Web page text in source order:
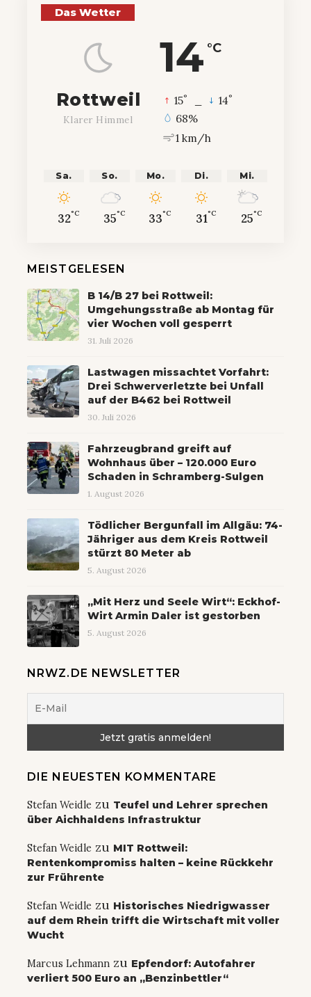
Das Wetter
14 °C
Rottweil
Klarer Himmel
15° 14°
68%
1 km/h
Sa.
32°C
So.
35°C
Mo.
33°C
Di.
31°C
Mi.
25°C
MEISTGELESEN
B 14/B 27 bei Rottweil:
Umgehungsstraße ab Montag für
vier Wochen voll gesperrt
31. Juli 2026
Lastwagen missachtet Vorfahrt:
Drei Schwerverletzte bei Unfall
auf der B462 bei Rottweil
30. Juli 2026
Fahrzeugbrand greift auf
Wohnhaus über – 120.000 Euro
Schaden in Schramberg-Sulgen
1. August 2026
Tödlicher Bergunfall im Allgäu: 74-
Jähriger aus dem Kreis Rottweil
stürzt 80 Meter ab
5. August 2026
„Mit Herz und Seele Wirt“: Eckhof-
Wirt Armin Daler ist gestorben
5. August 2026
NRWZ.DE NEWSLETTER
DIE NEUESTEN KOMMENTARE
Stefan Weidle zu Teufel und Lehrer sprechen
über Aichhaldens Infrastruktur
Stefan Weidle zu MIT Rottweil:
Rentenkompromiss halten – keine Rückkehr
zur Frührente
Stefan Weidle zu Historisches Niedrigwasser
auf dem Rhein trifft die Wirtschaft mit voller
Wucht
Marcus Lehmann zu Epfendorf: Autofahrer
verliert 500 Euro an „Benzinbettler“